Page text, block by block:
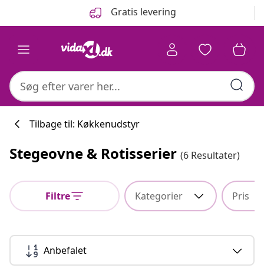
Gratis levering
Tilbage til: Køkkenudstyr
Stegeovne & Rotisserier (6 Resultater)
Filtre Kategorier Pris
Anbefalet